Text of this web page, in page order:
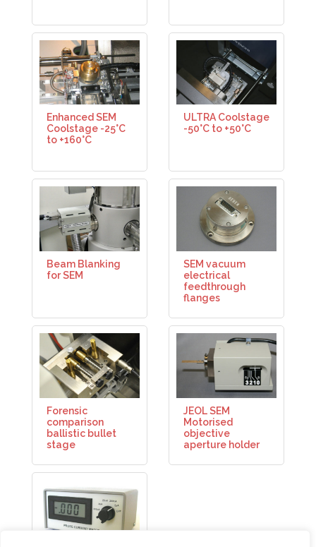
Enhanced SEM
Coolstage -25°C
to +160°C
ULTRA Coolstage
-50°C to +50°C
Beam Blanking
for SEM
SEM vacuum
electrical
feedthrough
flanges
Forensic
comparison
ballistic bullet
stage
JEOL SEM
Motorised
objective
aperture holder